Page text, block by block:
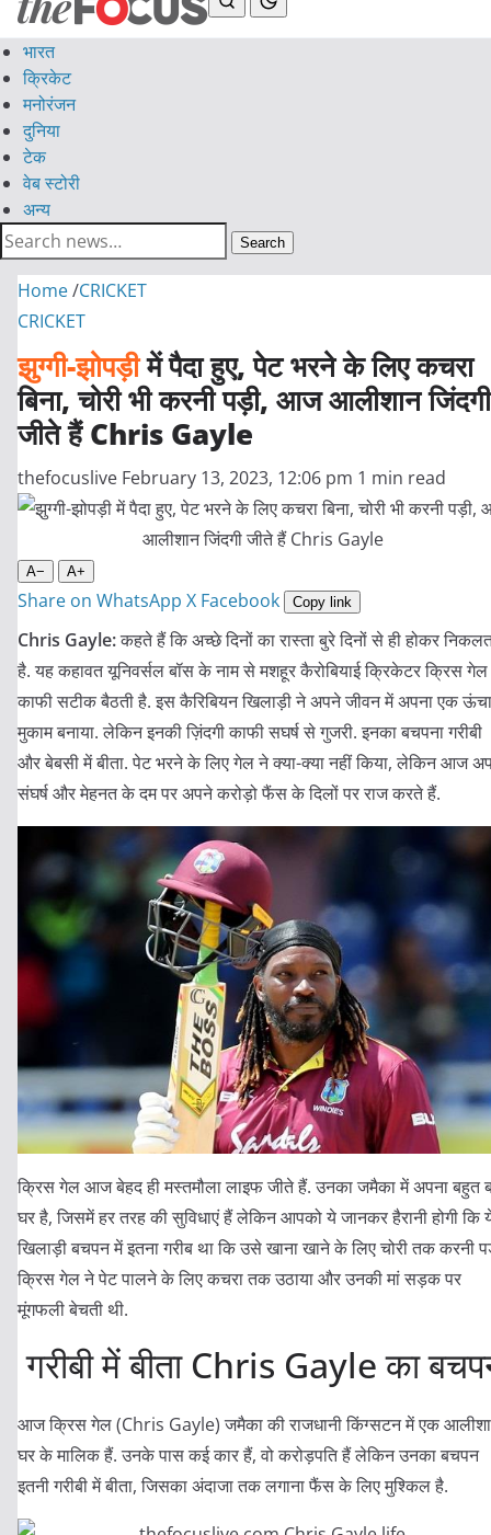
भारत
क्रिकेट
मनोरंजन
दुनिया
टेक
वेब स्टोरी
अन्य
Search
Home/CRICKET
CRICKET
झुग्गी-झोपड़ीमें पैदा हुए, पेट भरने के लिए कचरा
बिना, चोरी भी करनी पड़ी, आज आलीशान जिंदगी
जीते हैं Chris Gayle
thefocuslive February 13, 2023, 12:06 pm 1 min read
A− A+
Share on WhatsApp X Facebook Copy link
Chris Gayle:कहते हैं कि अच्छे दिनों का रास्ता बुरे दिनों से ही होकर
है. यह कहावत यूनिवर्सल बॉस के नाम से मशहूर कैरोबियाई क्रिकेटर क्रिस गेल
काफी सटीक बैठती है. इस कैरिबियन खिलाड़ी ने अपने जीवन में अपना एक ऊंचा
मुकाम बनाया. लेकिन इनकी ज़िंदगी काफी सघर्ष से गुजरी. इनका बचपना गरीबी
और बेबसी में बीता. पेट भरने के लिए गेल ने क्या-क्या नहीं किया, लेकिन आज
संघर्ष और मेहनत के दम पर अपने करोड़ो फैंस के दिलों पर राज करते हैं.
क्रिस गेल आज बेहद ही मस्तमौला लाइफ जीते हैं. उनका जमैका में अपना बहुत
घर है, जिसमें हर तरह की सुविधाएं हैं लेकिन आपको ये जानकर हैरानी होगी कि
खिलाड़ी बचपन में इतना गरीब था कि उसे खाना खाने के लिए चोरी तक करनी
क्रिस गेल ने पेट पालने के लिए कचरा तक उठाया और उनकी मां सड़क पर
मूंगफली बेचती थी.
गरीबी में बीता Chris Gayle का
आज क्रिस गेल (Chris Gayle) जमैका की राजधानी किंग्सटन में एक
घर के मालिक हैं. उनके पास कई कार हैं, वो करोड़पति हैं लेकिन उनका बचपन
इतनी गरीबी में बीता, जिसका अंदाजा तक लगाना फैंस के लिए मुश्किल है.